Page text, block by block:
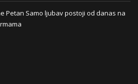
Petan Samo ljubav postoji od danas na